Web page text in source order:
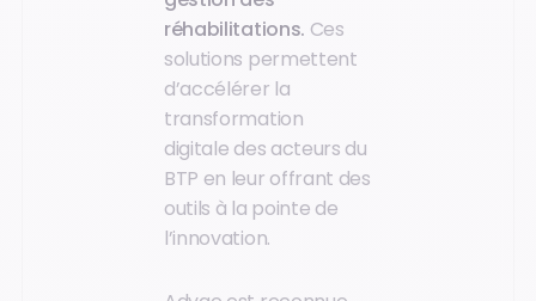
réhabilitations. Ces
solutions permettent
d’accélérer la
transformation
digitale des acteurs du
BTP en leur offrant des
outils à la pointe de
l’innovation.